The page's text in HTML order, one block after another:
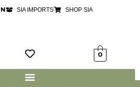
SIA IMPORTS SHOP SIA
0
Obligatorio